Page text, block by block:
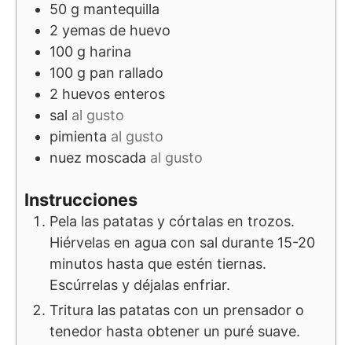
50 g mantequilla
2 yemas de huevo
100 g harina
100 g pan rallado
2 huevos enteros
sal al gusto
pimienta al gusto
nuez moscada al gusto
Instrucciones
Pela las patatas y córtalas en trozos.
Hiérvelas en agua con sal durante 15-20
minutos hasta que estén tiernas.
Escúrrelas y déjalas enfriar.
Tritura las patatas con un prensador o
tenedor hasta obtener un puré suave.